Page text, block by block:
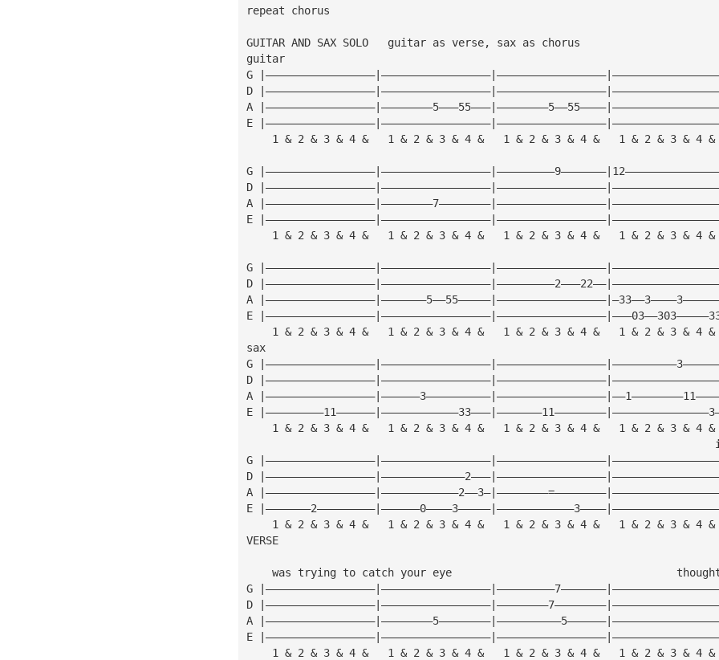
repeat chorus
GUITAR AND SAX SOLO   guitar as verse, sax as chorus
guitar
G
D
A
E
    1 & 2 & 3 & 4 &   1 & 2 & 3 & 4 &   1 & 2 & 3 & 4 &   1 & 2 & 3 & 4 &
G
D
A
E
    1 & 2 & 3 & 4 &   1 & 2 & 3 & 4 &   1 & 2 & 3 & 4 &   1 & 2 & 3 & 4 &
G
D
A
E
    1 & 2 & 3 & 4 &   1 & 2 & 3 & 4 &   1 & 2 & 3 & 4 &   1 & 2 & 3 & 4 &
sax
G
D
A
E
    1 & 2 & 3 & 4 &   1 & 2 & 3 & 4 &   1 & 2 & 3 & 4 &   1 & 2 & 3 & 4 &
                                                                         i
G
D
A
E
    1 & 2 & 3 & 4 &   1 & 2 & 3 & 4 &   1 & 2 & 3 & 4 &   1 & 2 & 3 & 4 &
VERSE
was trying to catch your eye
G
D
A
E
    1 & 2 & 3 & 4 &   1 & 2 & 3 & 4 &   1 & 2 & 3 & 4 &   1 & 2 & 3 & 4 &